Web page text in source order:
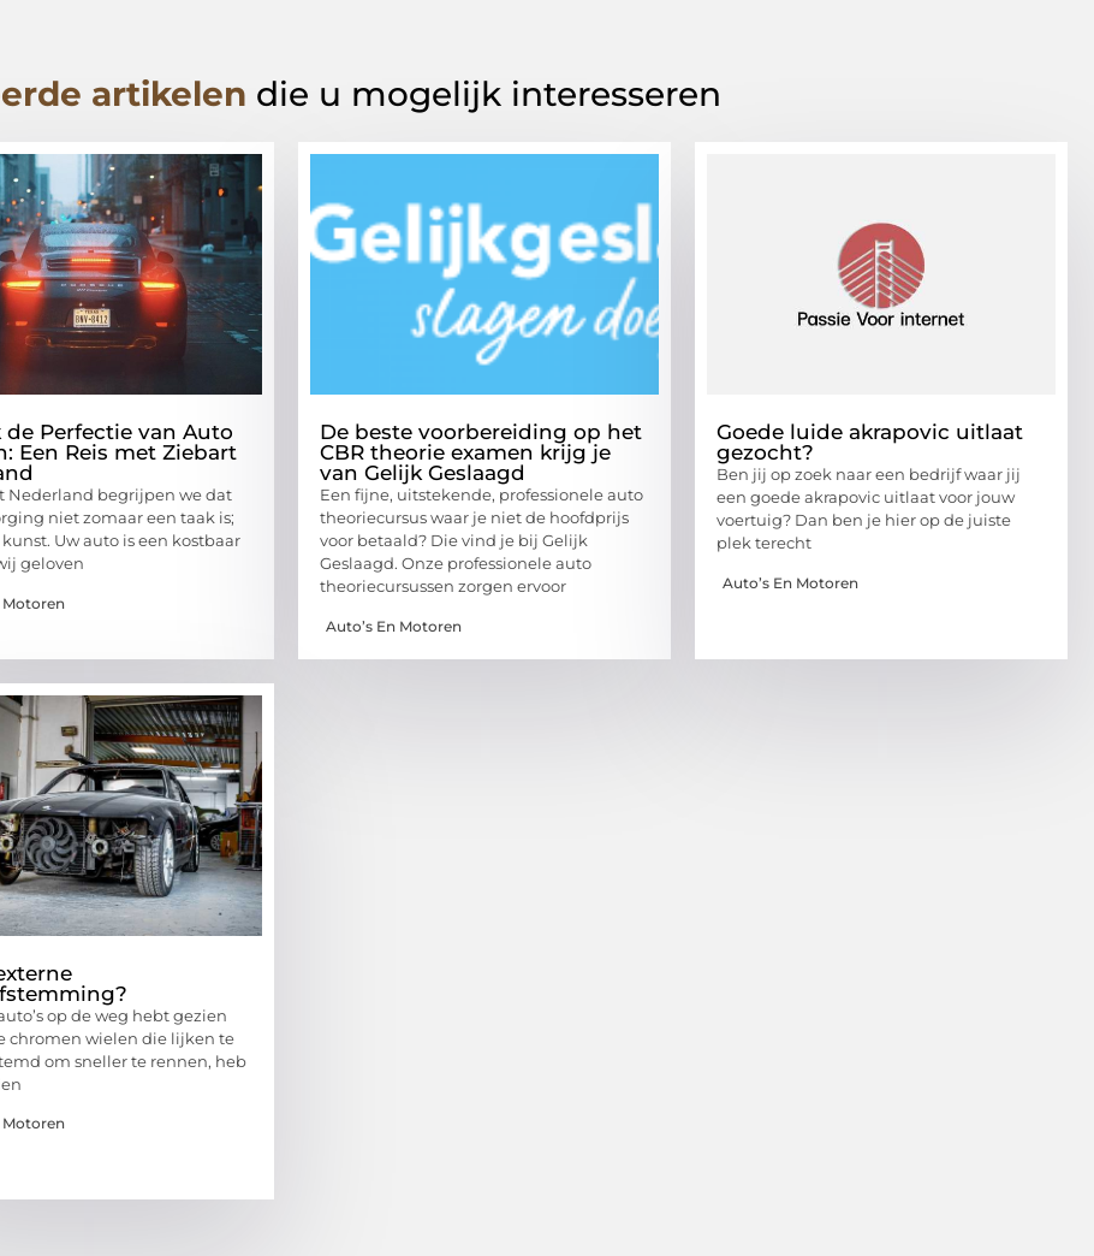
artikelen die u mogelijk interesseren
de Perfectie van Auto
Een Reis met Ziebart
Nederland begrijpen we dat
niet zomaar een taak is;
Uw auto is een kostbaar
geloven
Motoren
De beste voorbereiding op het
CBR theorie examen krijg je
van Gelijk Geslaagd
Een fijne, uitstekende, professionele auto
theoriecursus waar je niet de hoofdprijs
voor betaald? Die vind je bij Gelijk
Geslaagd. Onze professionele auto
theoriecursussen zorgen ervoor
Auto’s En Motoren
Goede luide akrapovic uitlaat
gezocht?
Ben jij op zoek naar een bedrijf waar jij
een goede akrapovic uitlaat voor jouw
voertuig? Dan ben je hier op de juiste
plek terecht
Auto’s En Motoren
op de weg hebt gezien
chromen wielen die lijken te
om sneller te rennen, heb
Motoren